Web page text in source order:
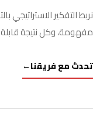
نربط التفكير
مفهومة، وكل نتيجة قابلة
تحدث مع فريقنا←